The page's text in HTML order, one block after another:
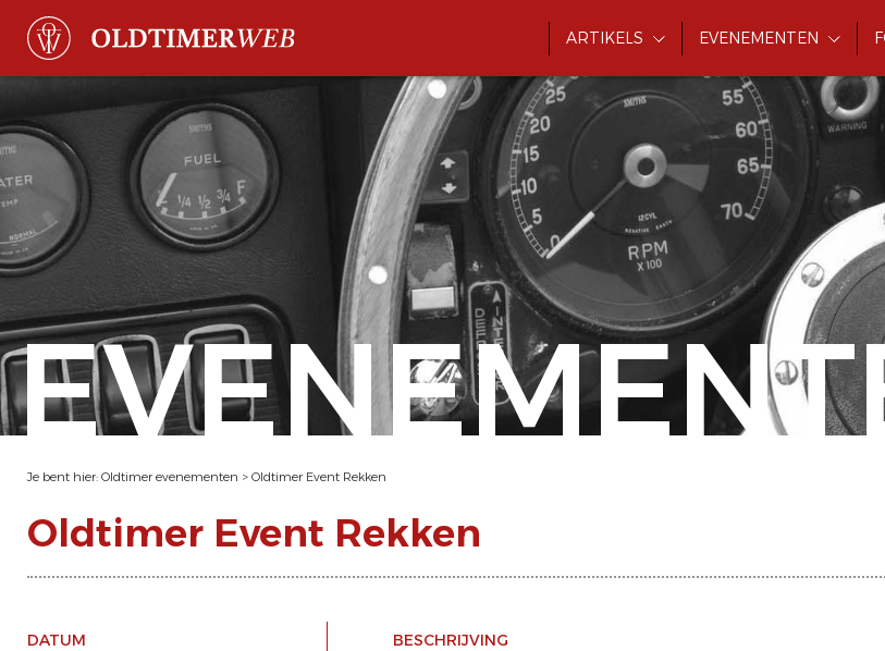
ARTIKELS EVENEMENTEN
Je bent hier: Oldtimer evenementen > Oldtimer Event Rekken
Oldtimer Event Rekken
DATUM
BESCHRIJVING